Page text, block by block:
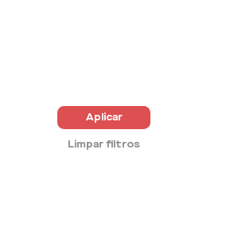
Aplicar
Limpar filtros